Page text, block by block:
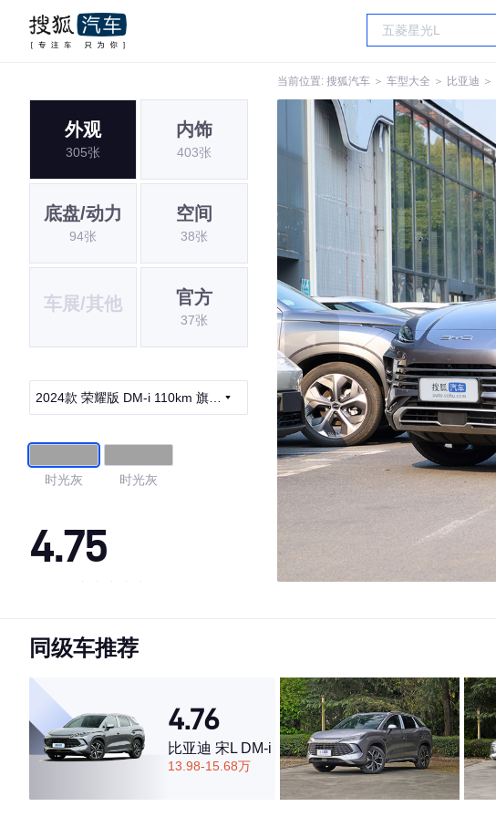
当前位置: 搜狐汽车 ＞ 车型大全 ＞ 比亚迪 ＞
外观
305张
内饰
403张
底盘/动力
94张
空间
38张
车展/其他 官方
37张
2024款 荣耀版 DM-i 110km 旗舰
时光灰 时光灰
4.75
·内饰表现较为优秀，优于63%同级车
·空间表现较为优秀，优于64%同级车
同级车推荐
4.76
比亚迪 宋L DM-i
13.98-15.68万